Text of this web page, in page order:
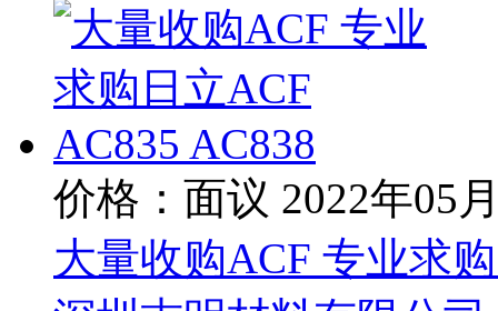
价格：面议 2022年05
大量收购ACF 专业求